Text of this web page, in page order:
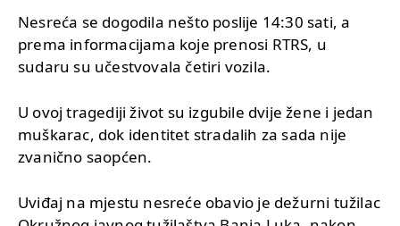
Nesreća se dogodila nešto poslije 14:30 sati, a
prema informacijama koje prenosi RTRS, u
sudaru su učestvovala četiri vozila.
U ovoj tragediji život su izgubile dvije žene i jedan
muškarac, dok identitet stradalih za sada nije
zvanično saopćen.
Uviđaj na mjestu nesreće obavio je dežurni tužilac